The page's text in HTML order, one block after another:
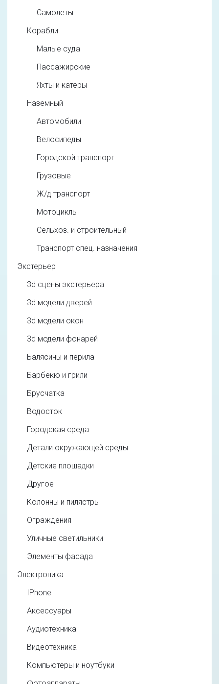
Самолеты
Корабли
Малые суда
Пассажирские
Яхты и катеры
Наземный
Автомобили
Велосипеды
Городской транспорт
Грузовые
Ж/д транспорт
Мотоциклы
Сельхоз. и строительный
Транспорт спец. назначения
Экстерьер
3d cцены экстерьера
3d модели дверей
3d модели окон
3d модели фонарей
Балясины и перила
Барбекю и грили
Брусчатка
Водосток
Городская среда
Детали окружающей среды
Детские площадки
Другое
Колонны и пилястры
Ограждения
Уличные светильники
Элементы фасада
Электроника
IPhone
Аксессуары
Аудиотехника
Видеотехника
Компьютеры и ноутбуки